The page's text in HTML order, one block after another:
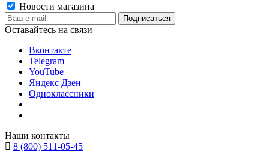
Новости магазина
Оставайтесь на связи
Вконтакте
Telegram
YouTube
Яндекс Дзен
Одноклассники
Наши контакты
8 (800) 511-05-45